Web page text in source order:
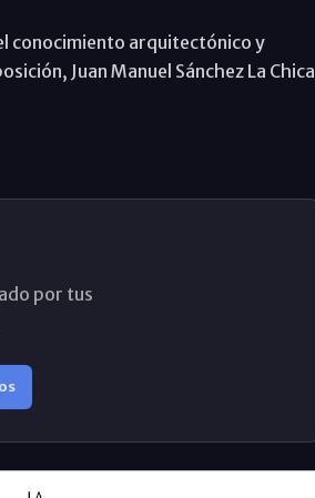
conocimiento arquitectónico y
Juan Manuel Sánchez La Chica
por tus